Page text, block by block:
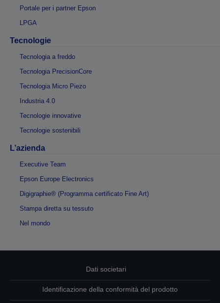
Portale per i partner Epson
LPGA
Tecnologie
Tecnologia a freddo
Tecnologia PrecisionCore
Tecnologia Micro Piezo
Industria 4.0
Tecnologie innovative
Tecnologie sostenibili
L’azienda
Executive Team
Epson Europe Electronics
Digigraphie® (Programma certificato Fine Art)
Stampa diretta su tessuto
Nel mondo
Dati societari
Identificazione della conformità del prodotto